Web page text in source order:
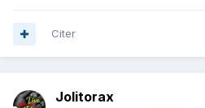
Citer
Jolitorax